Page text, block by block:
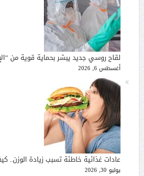
لقاح روسي جديد يبشر بحماية قوية من
أغسطس 6, 2026
عادات غذائية خاطئة تسبب زيادة الوزن..
يوليو 30, 2026